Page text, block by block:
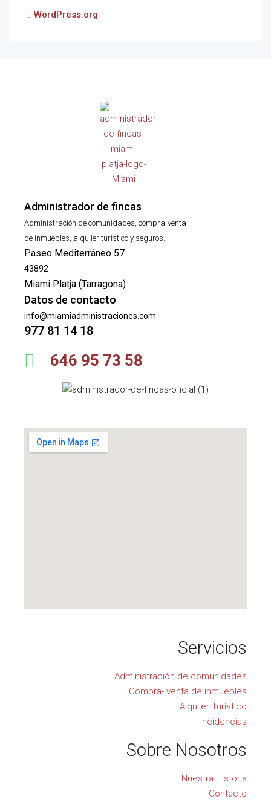
WordPress.org
Administrador de fincas
Administración de comunidades, compra-venta
de inmuebles, alquiler turístico y seguros.
Paseo Mediterráneo 57
43892
Miami Platja (Tarragona)
Datos de contacto
info@miamiadministraciones.com
977 81 14 18
646 95 73 58
Servicios
Administración de comunidades
Compra- venta de inmuebles
Alquiler Turístico
Incidencias
Sobre Nosotros
Nuestra Historia
Contacto